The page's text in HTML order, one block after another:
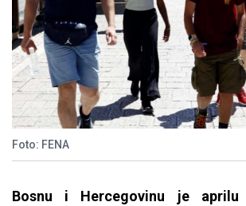
Foto: FENA
Bosnu i Hercegovinu je aprilu